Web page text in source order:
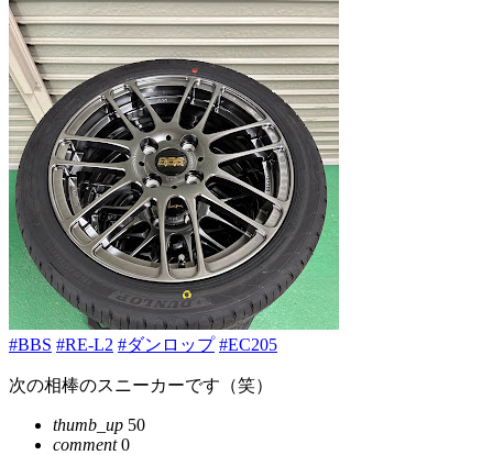
#BBS #RE-L2 #ダンロップ #EC205
次の相棒のスニーカーです（笑）
thumb_up 50
comment0